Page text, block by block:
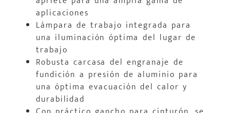
aplicaciones
Lámpara de trabajo integrada para
una iluminación óptima del lugar de
trabajo
Robusta carcasa del engranaje de
fundición a presión de aluminio para
una óptima evacuación del calor y
durabilidad